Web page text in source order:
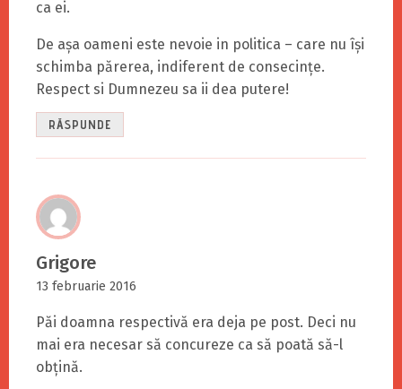
ca ei.
De așa oameni este nevoie in politica – care nu își
schimba părerea, indiferent de consecințe.
Respect si Dumnezeu sa ii dea putere!
RĂSPUNDE
Grigore
13 februarie 2016
Păi doamna respectivă era deja pe post. Deci nu
mai era necesar să concureze ca să poată să-l
obţină.